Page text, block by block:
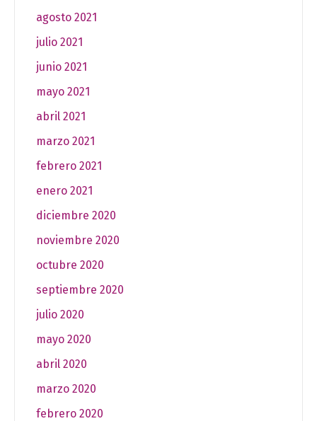
agosto 2021
julio 2021
junio 2021
mayo 2021
abril 2021
marzo 2021
febrero 2021
enero 2021
diciembre 2020
noviembre 2020
octubre 2020
septiembre 2020
julio 2020
mayo 2020
abril 2020
marzo 2020
febrero 2020